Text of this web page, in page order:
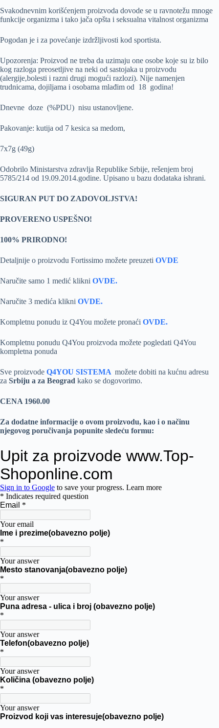
Svakodnevnim korišćenjem proizvoda dovode se u ravnotežu mnoge
funkcije organizma i tako jača opšta i seksualna vitalnost organizma
Pogodan je i za povećanje izdržljivosti kod sportista.
Upozorenja: Proizvod ne treba da uzimaju one osobe koje su iz bilo
kog razloga preosetljive na neki od sastojaka u proizvodu
(alergije,bolesti i razni drugi mogući razlozi). Nije namenjen
trudnicama, dojiljama i osobama mlađim od 18 godina!
Dnevne doze (%PDU) nisu ustanovljene.
Pakovanje: kutija od 7 kesica sa medom,
7x7g (49g)
Odobrilo Ministarstva zdravlja Republike Srbije, rešenjem broj
5785/214 od 19.09.2014.godine. Upisano u bazu dodataka ishrani.
SIGURAN PUT DO ZADOVOLJSTVA!
PROVERENO USPEŠNO!
100% PRIRODNO!
Detaljnije o proizvodu Fortissimo možete preuzeti OVDE
Naručite samo 1 medić klikni OVDE.
Naručite 3 medića klikni OVDE.
Kompletnu ponudu iz Q4You možete pronaći OVDE.
Kompletnu ponudu Q4You proizvoda možete pogledati Q4You
kompletna ponuda
Sve proizvode Q4YOU SISTEMA možete dobiti na kućnu adresu
za Srbiju a za Beograd kako se dogovorimo.
CENA 1960.00
Za dodatne informacije o ovom proizvodu, kao i o načinu
njegovog poručivanja popunite sledeću formu: